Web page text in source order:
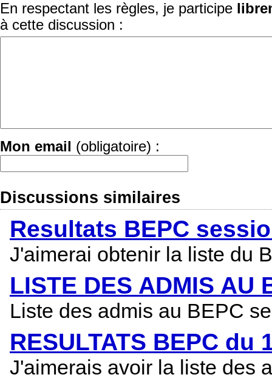
En respectant les règles, je participe
à cette discussion :
Mon email (obligatoire) :
Discussions similaires
Resultats BEPC
J'aimerai obtenir la liste du
LISTE DES ADMIS AU
Liste des admis au BEPC
RESULTATS BEPC du
J'aimerais avoir la liste des